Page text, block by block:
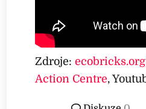
Zdroje:ecobricks.org
Action Centre,